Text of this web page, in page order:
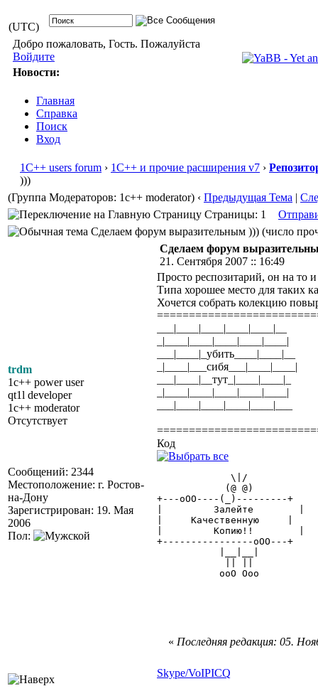
(UTC)
Добро пожаловать, Гость. Пожалуйста
Войдите
Новости:
Главная
Справка
Поиск
Вход
1С++ users forum › 1С++ и прочие расширения v7 ›
)))
(Группа Модераторов: 1c++ moderator) ‹ Предыдущая Тема |
Страницы: 1
Сделаем форум выразительным ))) (число
trdm
1c++ power user
qt1l developer
1c++ moderator
Отсутствует
Сообщений: 2344
Местоположение: г. Ростов-
на-Дону
Зарегистрирован: 19. Мая
2006
Пол:
Сделаем форум
21. Сентября 2007 :: 16:49
Просто респозитарий, он на то
Типа хорошее место для таких
Хочется собрать колекцию
___|____|____|____|____|__
_|____|____|____|____|____|
___|____|_убить____|____|__
_|____|___сибя___|____|____|
___|____|__тут_|____|____|_
_|____|____|____|____|____|
___|____|____|____|____|___
Код
+---oOO----(_)---------+
|     Качественную     |
+----------------oOO---+
« Последняя редакция: 05.
Skype/VoIPICQ